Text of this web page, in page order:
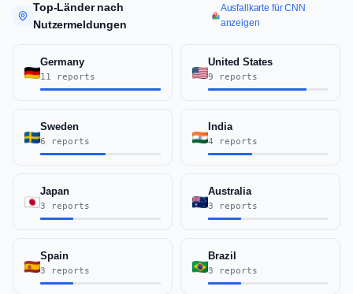
Top-Länder nach
Nutzermeldungen
Ausfallkarte für CNN
anzeigen
Germany
11 reports
United States
9 reports
Sweden
6 reports
India
4 reports
Japan
3 reports
Australia
3 reports
Spain
3 reports
Brazil
3 reports